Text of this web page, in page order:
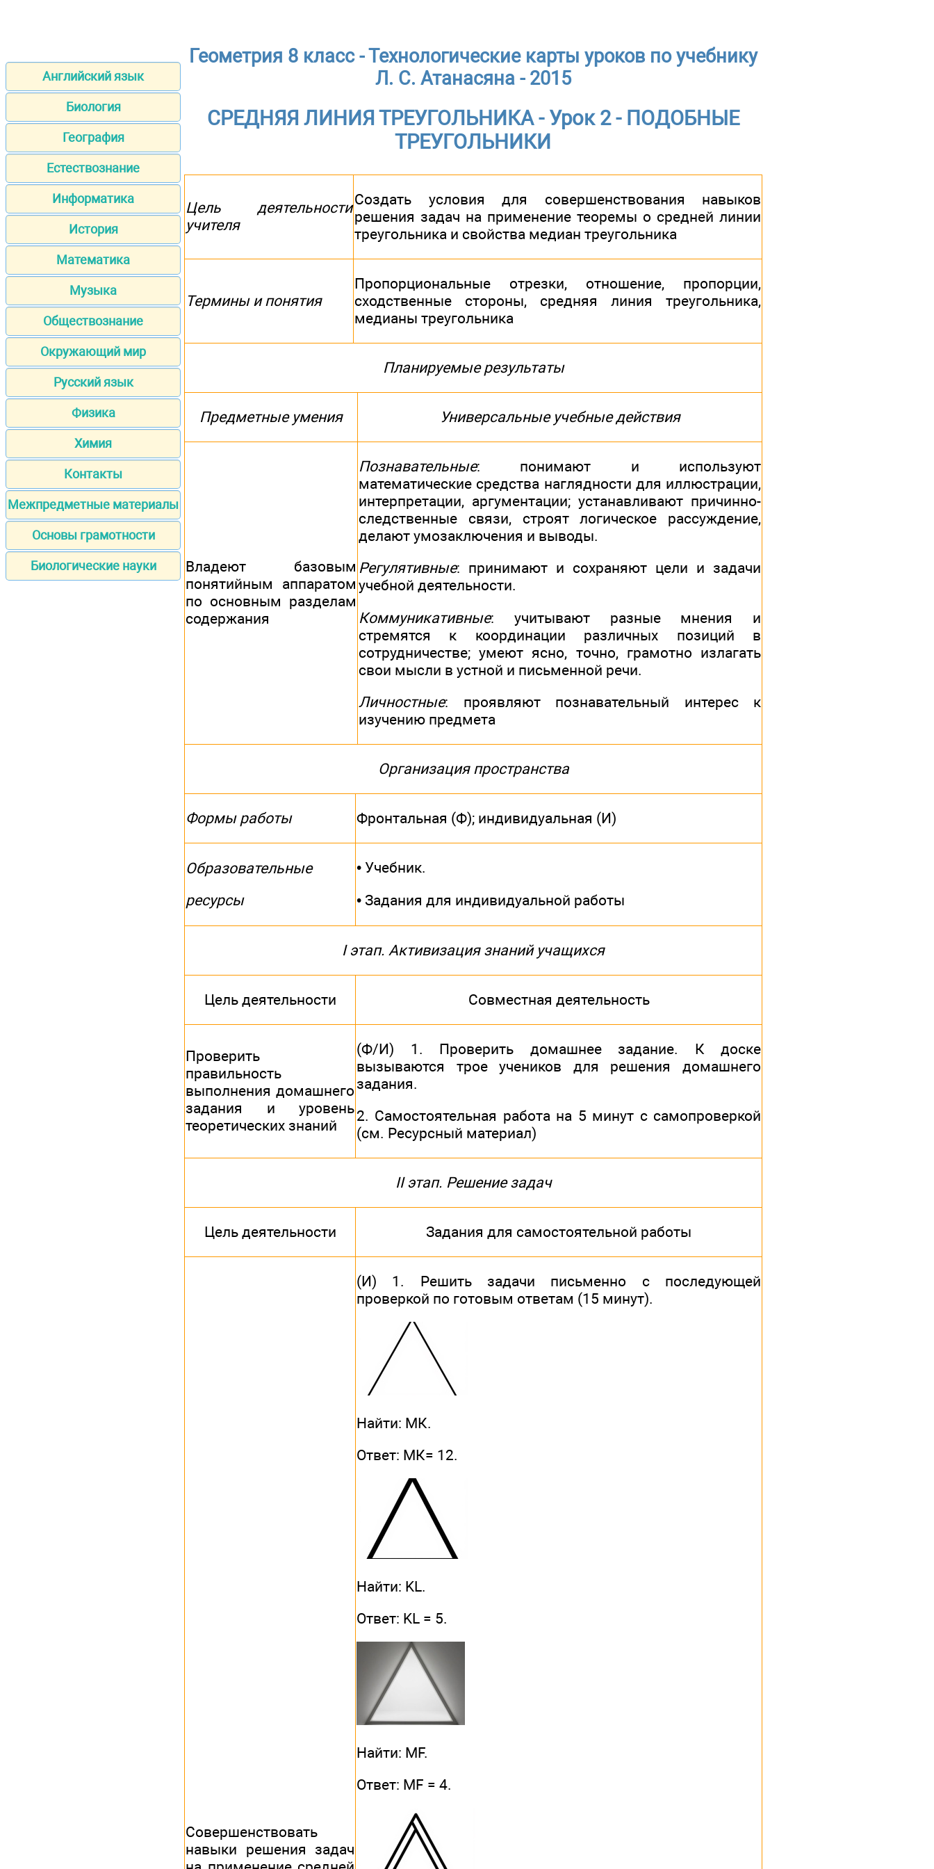
Английский язык
Биология
География
Естествознание
Информатика
История
Математика
Музыка
Обществознание
Окружающий мир
Русский язык
Физика
Химия
Контакты
Межпредметные материалы
Основы грамотности
Биологические науки
Геометрия 8 класс - Технологические карты уроков по учебнику
Л. С. Атанасяна - 2015
СРЕДНЯЯ ЛИНИЯ ТРЕУГОЛЬНИКА - Урок 2 - ПОДОБНЫЕ
ТРЕУГОЛЬНИКИ
Цель деятельности
учителя
Создать условия для совершенствования навыков
решения задач на применение теоремы о средней линии
треугольника и свойства медиан треугольника
Термины и понятия
Пропорциональные отрезки, отношение, пропорции,
сходственные стороны, средняя линия треугольника,
медианы треугольника
Планируемые результаты
Предметные умения Универсальные учебные действия
Владеют базовым
понятийным аппаратом
по основным разделам
содержания
Познавательные: понимают и используют
математические средства наглядности для иллюстрации,
интерпретации, аргументации; устанавливают причинно-
следственные связи, строят логическое рассуждение,
делают умозаключения и выводы.
Регулятивные: принимают и сохраняют цели и задачи
учебной деятельности.
Коммуникативные: учитывают разные мнения и
стремятся к координации различных позиций в
сотрудничестве; умеют ясно, точно, грамотно излагать
свои мысли в устной и письменной речи.
Личностные: проявляют познавательный интерес к
изучению предмета
Организация пространства
Формы работы Фронтальная (Ф); индивидуальная (И)
Образовательные
ресурсы
• Учебник.
• Задания для индивидуальной работы
I этап. Активизация знаний учащихся
Цель деятельности Совместная деятельность
Проверить
правильность
выполнения домашнего
задания и уровень
теоретических знаний
(Ф/И) 1. Проверить домашнее задание. К доске
вызываются трое учеников для решения домашнего
задания.
2. Самостоятельная работа на 5 минут с самопроверкой
(см. Ресурсный материал)
II этап. Решение задач
Цель деятельности Задания для самостоятельной работы
Совершенствовать
навыки решения задач
(И) 1. Решить задачи письменно с последующей
проверкой по готовым ответам (15 минут).
Найти: МК.
Ответ: МК= 12.
Найти: KL.
Ответ: KL = 5.
Найти: MF.
Ответ: МF = 4.